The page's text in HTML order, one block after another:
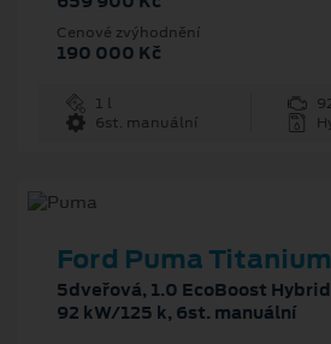
Cenové zvýhodnění
190 000 Kč
1 l
6st. manuální
Ford Puma Titanium
5dveřová, 1.0 EcoBoost
92 kW/125 k, 6st. manuální